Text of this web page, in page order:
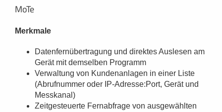
MoTe
Merkmale
Datenfernübertragung und direktes Auslesen am
Gerät mit demselben Programm
Verwaltung von Kundenanlagen in einer Liste
(Abrufnummer oder IP-Adresse:Port, Gerät und
Messkanal)
Zeitgesteuerte Fernabfrage von ausgewählten